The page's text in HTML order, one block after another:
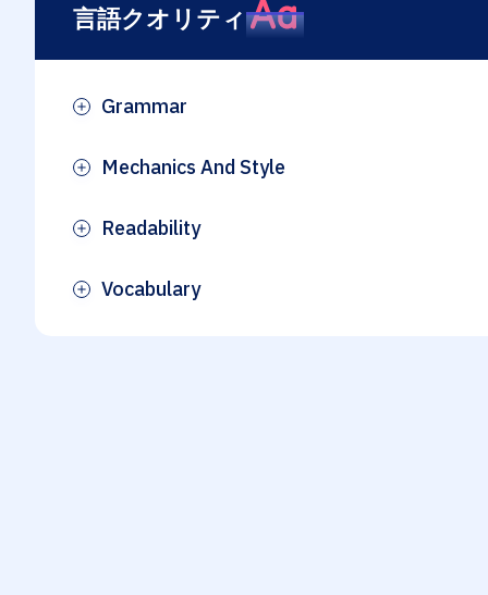
言語クオリティ
Plus
Grammar
Plus
Mechanics And Style
Plus
Readability
Plus
Vocabulary